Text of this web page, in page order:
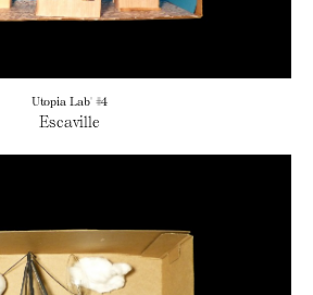
Utopia Lab' #4
Escaville